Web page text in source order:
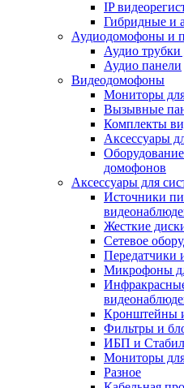
IP
Гибридные и
Аудиодомофоны и
Аудио
Аудио панели
Видеодомофоны
Мониторы
Вызывные
Комплекты
Аксессуары
домофонов
Аксессуары для
Источники
Жесткие
Сетевое
Передатчики
Микрофоны
Кронштейны
Фильтры и
ИБП и
Мониторы для
Разное